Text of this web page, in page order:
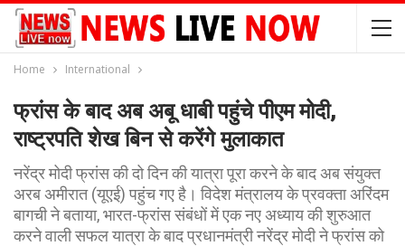
Home International
फ्रांस के बाद अब अबू धाबी पहुंचे पीएम मोदी,
राष्ट्रपति शेख बिन से करेंगे मुलाकात
नरेंद्र मोदी फ्रांस की दो दिन की यात्रा पूरा करने के बाद अब संयुक्त
अरब अमीरात (यूएई) पहुंच गए है। विदेश मंत्रालय के प्रवक्ता अरिंदम
बागची ने बताया, भारत-फ्रांस संबंधों में एक नए अध्याय की शुरुआत
करने वाली सफल यात्रा के बाद प्रधानमंत्री नरेंद्र मोदी ने फ्रांस को